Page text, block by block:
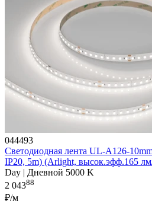
044493
Светодиодная лента UL-A126-
IP20, 5m) (Arlight, высок.эфф.165
Day | Дневной 5000 K
2 04388
₽/м